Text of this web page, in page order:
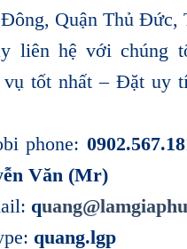
Quận Thủ Đức,
liên hệ với chúng
vụ tốt nhất – Đặt uy
phone:
Văn (Mr)
q
quang.lgp